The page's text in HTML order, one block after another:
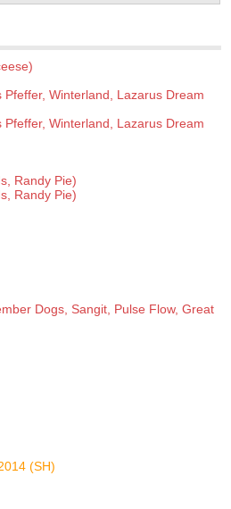
Pfeffer, Winterland, Lazarus Dream
Pfeffer, Winterland, Lazarus Dream
Randy Pie)
Randy Pie)
Dogs, Sangit, Pulse Flow, Great
(SH)